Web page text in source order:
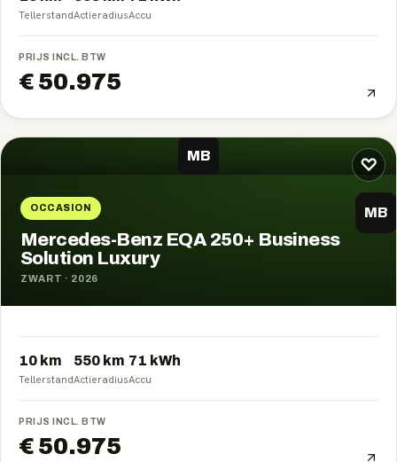
TellerstandActieradiusAccu
PRIJS INCL. BTW
€ 50.975
♡
MB
OCCASION MB
Mercedes-Benz EQA 250+ Business
Solution Luxury
ZWART · 2026
10 km
Tellerstand
550 km
Actieradius
71 kWh
Accu
PRIJS INCL. BTW
€ 50.975